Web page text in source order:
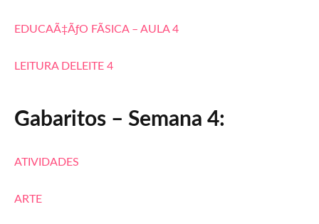
EDUCAÃ‡ÃƒO FÃSICA – AULA 4
LEITURA DELEITE 4
Gabaritos – Semana 4:
ATIVIDADES
ARTE